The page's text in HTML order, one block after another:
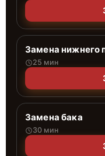
Замена нижнего
25 мин
Замена бака
30 мин